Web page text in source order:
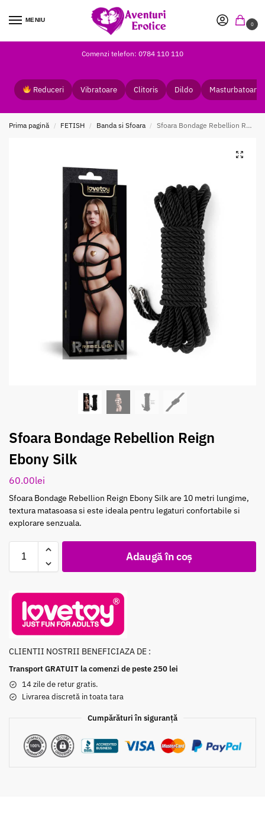
MENIU
0
Comenzi telefon: 0784 110 110
Reduceri Vibratoare Clitoris Dildo Masturbatoare
Prima pagină / FETISH / Banda si Sfoara / Sfoara Bondage Rebellion Reign Ebony Silk
Sfoara Bondage Rebellion Reign
Ebony Silk
60.00lei
Sfoara Bondage Rebellion Reign Ebony Silk are 10 metri lungime,
textura matasoasa si este ideala pentru legaturi confortabile si
explorare senzuala.
Adaugă în coș
CLIENTII NOSTRII BENEFICIAZA DE :
Transport GRATUIT la comenzi de peste 250 lei
14 zile de retur gratis.
Livrarea discretă in toata tara
Cumpărături în siguranță